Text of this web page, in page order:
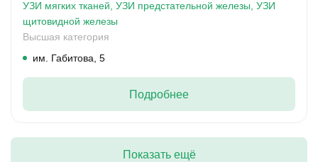
УЗИ мягких тканей, УЗИ предстательной железы, УЗИ
щитовидной железы
Высшая категория
им. Габитова, 5
Подробнее
Показать ещё